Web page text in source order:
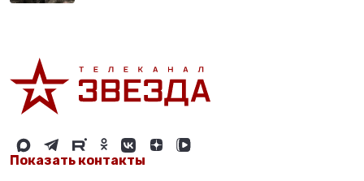
Показать контакты